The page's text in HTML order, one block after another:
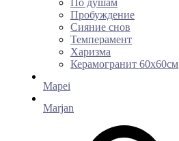
По душам
Пробуждение
Сияние снов
Темперамент
Харизма
Керамогранит 60х60см
Mapei
Marjan